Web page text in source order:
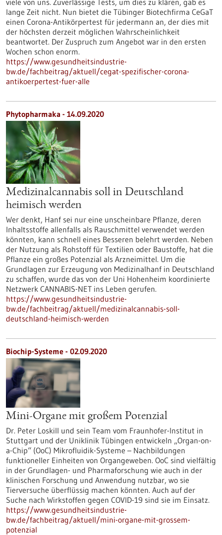
viele von uns. Zuverlässige Tests, um dies zu klären, gab es
lange Zeit nicht. Nun bietet die Tübinger Biotechfirma CeGaT
einen Corona-Antikörpertest für jedermann an, der dies mit
der höchsten derzeit möglichen Wahrscheinlichkeit
beantwortet. Der Zuspruch zum Angebot war in den ersten
Wochen schon enorm.
https://www.gesundheitsindustrie-
bw.de/fachbeitrag/aktuell/cegat-spezifischer-corona-
antikoerpertest-fuer-alle
Phytopharmaka - 14.09.2020
Medizinalcannabis soll in Deutschland
heimisch werden
Wer denkt, Hanf sei nur eine unscheinbare Pflanze, deren
Inhaltsstoffe allenfalls als Rauschmittel verwendet werden
könnten, kann schnell eines Besseren belehrt werden. Neben
der Nutzung als Rohstoff für Textilien oder Baustoffe, hat die
Pflanze ein großes Potenzial als Arzneimittel. Um die
Grundlagen zur Erzeugung von Medizinalhanf in Deutschland
zu schaffen, wurde das von der Uni Hohenheim koordinierte
Netzwerk CANNABIS-NET ins Leben gerufen.
https://www.gesundheitsindustrie-
bw.de/fachbeitrag/aktuell/medizinalcannabis-soll-
deutschland-heimisch-werden
Biochip-Systeme - 02.09.2020
Mini-Organe mit großem Potenzial
Dr. Peter Loskill und sein Team vom Fraunhofer-Institut in
Stuttgart und der Uniklinik Tübingen entwickeln „Organ-on-
a-Chip“ (OoC) Mikrofluidik-Systeme – Nachbildungen
funktioneller Einheiten von Organgeweben. OoC sind vielfältig
in der Grundlagen- und Pharmaforschung wie auch in der
klinischen Forschung und Anwendung nutzbar, wo sie
Tierversuche überflüssig machen könnten. Auch auf der
Suche nach Wirkstoffen gegen COVID-19 sind sie im Einsatz.
https://www.gesundheitsindustrie-
bw.de/fachbeitrag/aktuell/mini-organe-mit-grossem-
potenzial